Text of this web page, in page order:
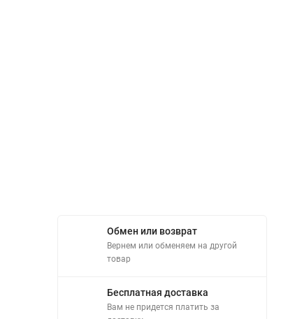
Обмен или возврат
Вернем или обменяем на другой
товар
Бесплатная доставка
Вам не придется платить за